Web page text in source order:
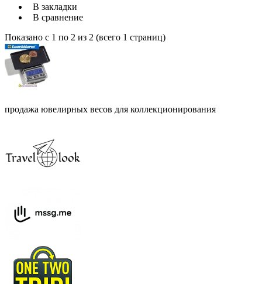
В закладки
В сравнение
Показано с 1 по 2 из 2 (всего 1 страниц)
продажа ювелирных весов для коллекционирования